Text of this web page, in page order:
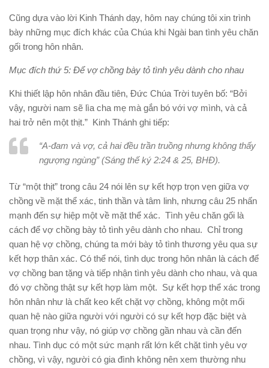
Cũng dựa vào lời Kinh Thánh dạy, hôm nay chúng tôi xin trình
bày những mục đích khác của Chúa khi Ngài ban tình yêu chăn
gối trong hôn nhân.
Mục đích thứ 5: Để vợ chồng bày tỏ tình yêu dành cho nhau
Khi thiết lập hôn nhân đầu tiên, Đức Chúa Trời tuyên bố: “Bởi
vậy, người nam sẽ lìa cha mẹ mà gắn bó với vợ mình, và cả
hai trở nên một thịt.” Kinh Thánh ghi tiếp:
“A-đam và vợ, cả hai đều trần truồng nhưng không thấy
ngượng ngùng” (Sáng thế ký 2:24 & 25, BHĐ).
Từ “một thịt” trong câu 24 nói lên sự kết hợp trọn vẹn giữa vợ
chồng về mặt thể xác, tinh thần và tâm linh, nhưng câu 25 nhấn
mạnh đến sự hiệp một về mặt thể xác. Tình yêu chăn gối là
cách để vợ chồng bày tỏ tình yêu dành cho nhau. Chỉ trong
quan hệ vợ chồng, chúng ta mới bày tỏ tình thương yêu qua sự
kết hợp thân xác. Có thể nói, tình dục trong hôn nhân là cách để
vợ chồng ban tặng và tiếp nhận tình yêu dành cho nhau, và qua
đó vợ chồng thật sự kết hợp làm một. Sự kết hợp thể xác trong
hôn nhân như là chất keo kết chặt vợ chồng, không một mối
quan hệ nào giữa người với người có sự kết hợp đặc biệt và
quan trọng như vậy, nó giúp vợ chồng gần nhau và cần đến
nhau. Tình dục có một sức mạnh rất lớn kết chặt tình yêu vợ
chồng, vì vậy, người có gia đình không nên xem thường nhu